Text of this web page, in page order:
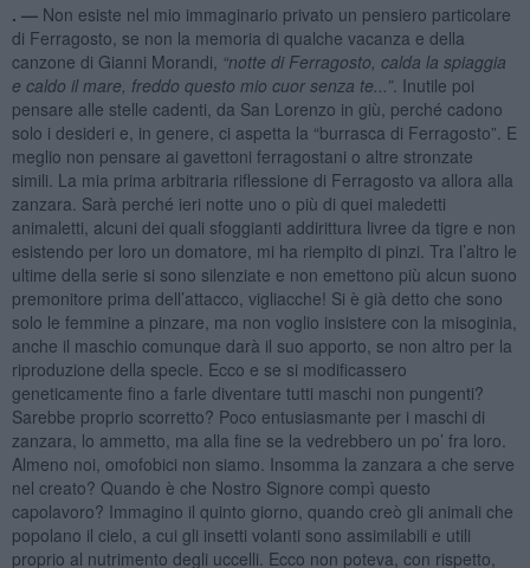
. — Non esiste nel mio immaginario privato un pensiero particolare
di Ferragosto, se non la memoria di qualche vacanza e della
canzone di Gianni Morandi, “notte di Ferragosto, calda la spiaggia
e caldo il mare, freddo questo mio cuor senza te...”. Inutile poi
pensare alle stelle cadenti, da San Lorenzo in giù, perché cadono
solo i desideri e, in genere, ci aspetta la “burrasca di Ferragosto”. E
meglio non pensare ai gavettoni ferragostani o altre stronzate
simili. La mia prima arbitraria riflessione di Ferragosto va allora alla
zanzara. Sarà perché ieri notte uno o più di quei maledetti
animaletti, alcuni dei quali sfoggianti addirittura livree da tigre e non
esistendo per loro un domatore, mi ha riempito di pinzi. Tra l’altro le
ultime della serie si sono silenziate e non emettono più alcun suono
premonitore prima dell’attacco, vigliacche! Si è già detto che sono
solo le femmine a pinzare, ma non voglio insistere con la misoginia,
anche il maschio comunque darà il suo apporto, se non altro per la
riproduzione della specie. Ecco e se si modificassero
geneticamente fino a farle diventare tutti maschi non pungenti?
Sarebbe proprio scorretto? Poco entusiasmante per i maschi di
zanzara, lo ammetto, ma alla fine se la vedrebbero un po’ fra loro.
Almeno noi, omofobici non siamo. Insomma la zanzara a che serve
nel creato? Quando è che Nostro Signore compì questo
capolavoro? Immagino il quinto giorno, quando creò gli animali che
popolano il cielo, a cui gli insetti volanti sono assimilabili e utili
proprio al nutrimento degli uccelli. Ecco non poteva, con rispetto,